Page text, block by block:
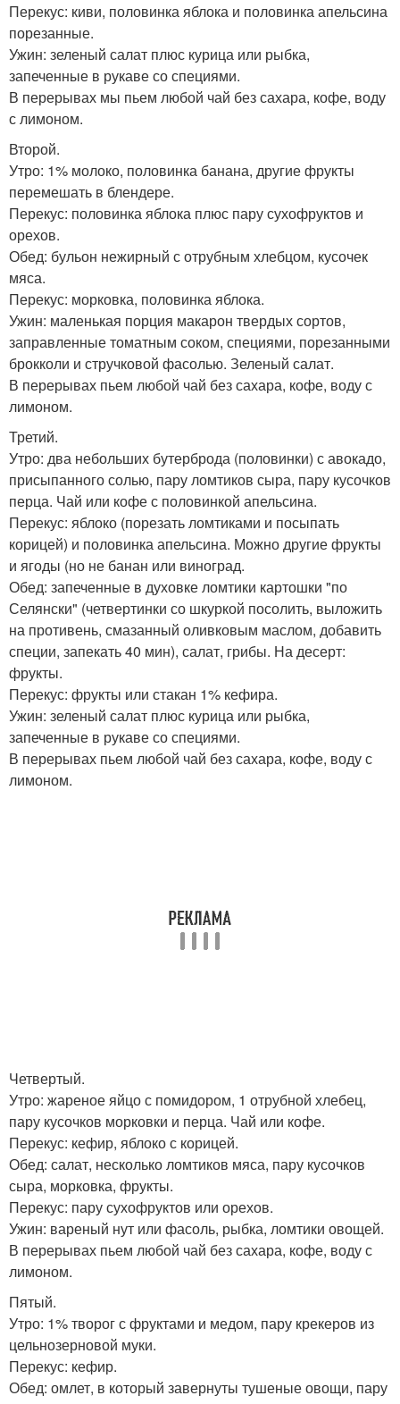
Перекус: киви, половинка яблока и половинка апельсина
порезанные.
Ужин: зеленый салат плюс курица или рыбка,
запеченные в рукаве со специями.
В перерывах мы пьем любой чай без сахара, кофе, воду
с лимоном.
Второй.
Утро: 1% молоко, половинка банана, другие фрукты
перемешать в блендере.
Перекус: половинка яблока плюс пару сухофруктов и
орехов.
Обед: бульон нежирный с отрубным хлебцом, кусочек
мяса.
Перекус: морковка, половинка яблока.
Ужин: маленькая порция макарон твердых сортов,
заправленные томатным соком, специями, порезанными
брокколи и стручковой фасолью. Зеленый салат.
В перерывах пьем любой чай без сахара, кофе, воду с
лимоном.
Третий.
Утро: два небольших бутерброда (половинки) с авокадо,
присыпанного солью, пару ломтиков сыра, пару кусочков
перца. Чай или кофе с половинкой апельсина.
Перекус: яблоко (порезать ломтиками и посыпать
корицей) и половинка апельсина. Можно другие фрукты
и ягоды (но не банан или виноград.
Обед: запеченные в духовке ломтики картошки "по
Селянски" (четвертинки со шкуркой посолить, выложить
на противень, смазанный оливковым маслом, добавить
специи, запекать 40 мин), салат, грибы. На десерт:
фрукты.
Перекус: фрукты или стакан 1% кефира.
Ужин: зеленый салат плюс курица или рыбка,
запеченные в рукаве со специями.
В перерывах пьем любой чай без сахара, кофе, воду с
лимоном.
Четвертый.
Утро: жареное яйцо с помидором, 1 отрубной хлебец,
пару кусочков морковки и перца. Чай или кофе.
Перекус: кефир, яблоко с корицей.
Обед: салат, несколько ломтиков мяса, пару кусочков
сыра, морковка, фрукты.
Перекус: пару сухофруктов или орехов.
Ужин: вареный нут или фасоль, рыбка, ломтики овощей.
В перерывах пьем любой чай без сахара, кофе, воду с
лимоном.
Пятый.
Утро: 1% творог с фруктами и медом, пару крекеров из
цельнозерновой муки.
Перекус: кефир.
Обед: омлет, в который завернуты тушеные овощи, пару